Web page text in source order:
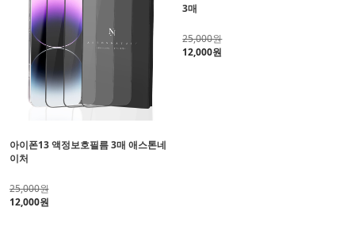
아이폰13 액정보호필름 3매 애스톤네
이처
25,000원
12,000원
3매
25,000원
12,000원